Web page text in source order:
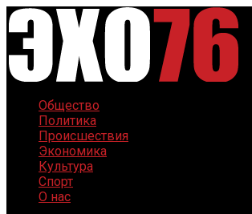
Общество
Политика
Происшествия
Экономика
Культура
Спорт
О нас